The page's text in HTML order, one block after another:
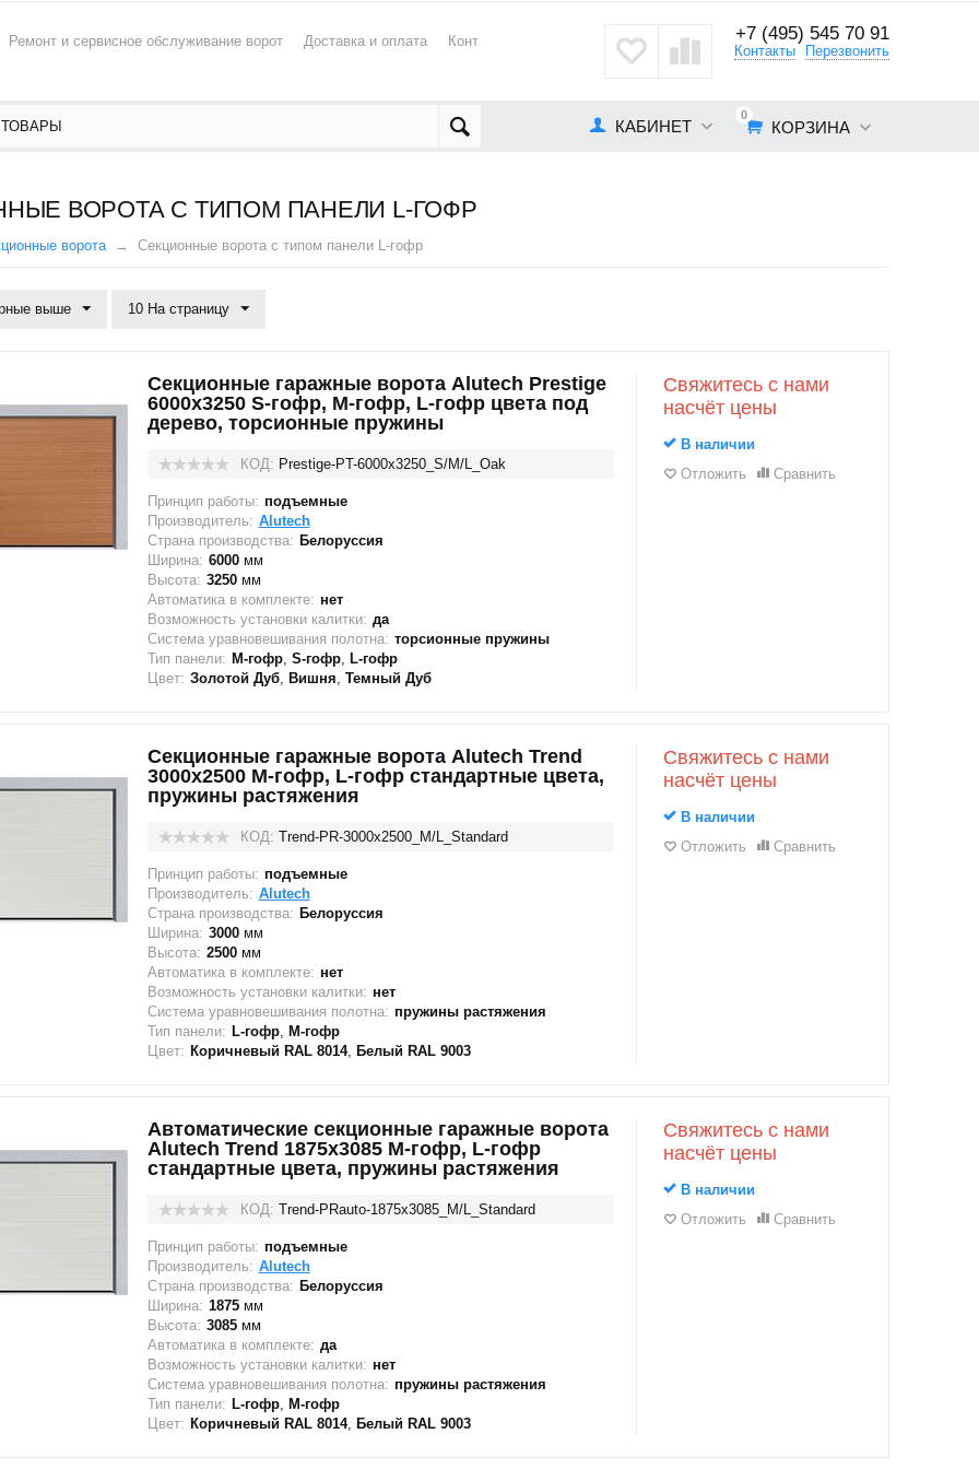
Ремонт и сервисное обслуживание ворот Доставка и оплата Контакты +7 (495) 545 70 91
Контакты Перезвонить
0
КОРЗИНА
КАБИНЕТ
ВОРОТА С ТИПОМ ПАНЕЛИ L-ГОФР
ворота Секционные ворота с типом панели L-гофр
выше 10 На страницу
Секционные гаражные ворота Alutech Prestige
6000х3250 S-гофр, M-гофр, L-гофр цвета под
дерево, торсионные пружины
КОД: Prestige-PT-6000х3250_S/M/L_Oak
Принцип работы: подъемные
Производитель: Alutech
Страна производства: Белоруссия
Ширина: 6000мм
Высота: 3250мм
Автоматика в комплекте: нет
Возможность установки калитки: да
Система уравновешивания полотна: торсионные пружины
Тип панели: M-гофр, S-гофр, L-гофр
Цвет: Золотой Дуб, Вишня, Темный Дуб
Свяжитесь с нами
насчёт цены
В наличии
Отложить
Сравнить
Секционные гаражные ворота Alutech Trend
3000x2500 M-гофр, L-гофр стандартные цвета,
пружины растяжения
КОД: Trend-PR-3000х2500_M/L_Standard
Принцип работы: подъемные
Производитель: Alutech
Страна производства: Белоруссия
Ширина: 3000мм
Высота: 2500мм
Автоматика в комплекте: нет
Возможность установки калитки: нет
Система уравновешивания полотна: пружины растяжения
Тип панели: L-гофр, M-гофр
Цвет: Коричневый RAL 8014, Белый RAL 9003
Свяжитесь с нами
насчёт цены
В наличии
Отложить
Сравнить
Автоматические секционные гаражные ворота
Alutech Trend 1875x3085 М-гофр, L-гофр
стандартные цвета, пружины растяжения
КОД: Trend-PRauto-1875х3085_M/L_Standard
Принцип работы: подъемные
Производитель: Alutech
Страна производства: Белоруссия
Ширина: 1875мм
Высота: 3085мм
Автоматика в комплекте: да
Возможность установки калитки: нет
Система уравновешивания полотна: пружины растяжения
Тип панели: L-гофр, M-гофр
Цвет: Коричневый RAL 8014, Белый RAL 9003
Свяжитесь с нами
насчёт цены
В наличии
Отложить
Сравнить